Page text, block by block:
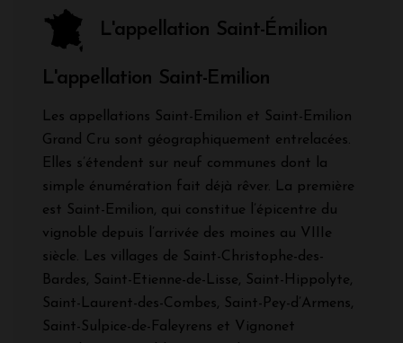
L'appellation Saint-Émilion
L'appellation Saint-Emilion
Les appellations Saint-Emilion et Saint-Emilion
Grand Cru sont géographiquement entrelacées.
Elles s’étendent sur neuf communes dont la
simple énumération fait déjà rêver. La première
est Saint-Emilion, qui constitue l’épicentre du
vignoble depuis l’arrivée des moines au VIIIe
siècle. Les villages de Saint-Christophe-des-
Bardes, Saint-Etienne-de-Lisse, Saint-Hippolyte,
Saint-Laurent-des-Combes, Saint-Pey-d’Armens,
Saint-Sulpice-de-Faleyrens et Vignonet